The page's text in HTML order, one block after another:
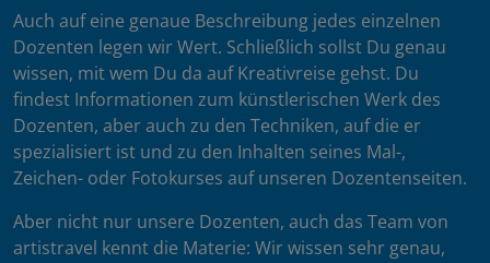
Auch auf eine genaue Beschreibung jedes einzelnen
Dozenten legen wir Wert. Schließlich sollst Du genau
wissen, mit wem Du da auf Kreativreise gehst. Du
findest Informationen zum künstlerischen Werk des
Dozenten, aber auch zu den Techniken, auf die er
spezialisiert ist und zu den Inhalten seines Mal-,
Zeichen- oder Fotokurses auf unseren Dozentenseiten.
Aber nicht nur unsere Dozenten, auch das Team von
artistravel kennt die Materie: Wir wissen sehr genau,